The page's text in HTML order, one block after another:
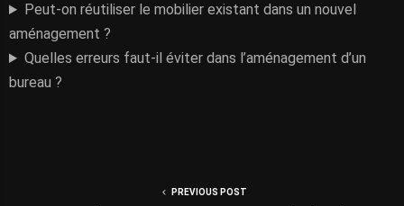
Peut-on réutiliser le mobilier existant dans un nouvel
aménagement ?
Quelles erreurs faut-il éviter dans l’aménagement d’un
bureau ?
PREVIOUS POST